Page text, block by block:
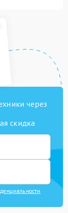
через
скидка